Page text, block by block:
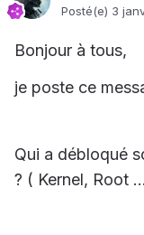
Posté(e) 3
Bonjour à tous,
je poste ce
Qui a débloqué
? ( Kernel, Root